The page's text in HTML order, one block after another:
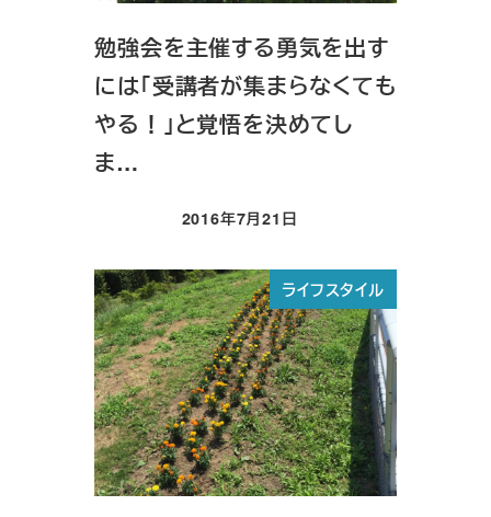
勉強会を主催する勇気を出す
には「受講者が集まらなくても
やる！」と覚悟を決めてし
ま…
投稿日
2016年7月21日
ライフスタイル